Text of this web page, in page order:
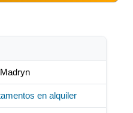
en alquiler